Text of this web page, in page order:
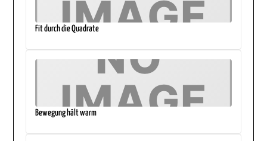
Fit durch die Quadrate
Bewegung hält warm